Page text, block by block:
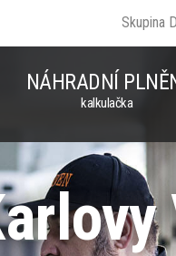
Skupina
NÁHRADNÍ
kalkulačka